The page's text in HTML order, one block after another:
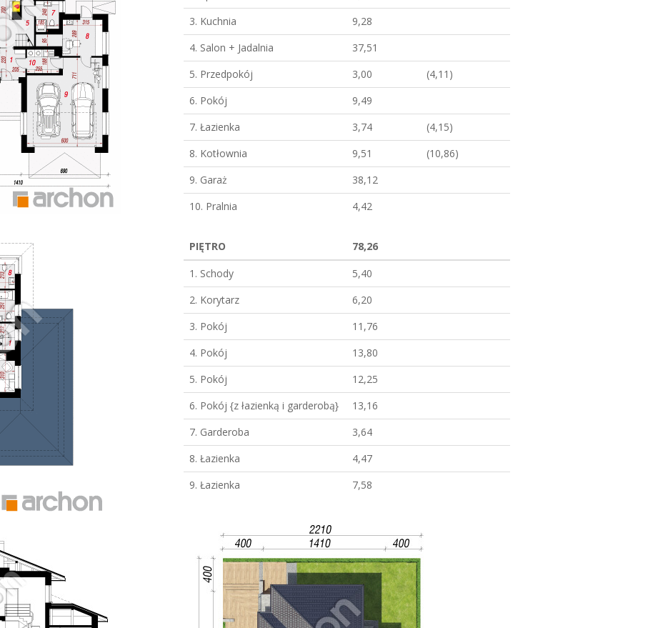
3. Kuchnia
9,28
4. Salon + Jadalnia
37,51
5. Przedpokój
3,00
(4,11)
6. Pokój
9,49
7. Łazienka
3,74
(4,15)
8. Kotłownia
9,51
(10,86)
9. Garaż
38,12
10. Pralnia
4,42
PIĘTRO
78,26
1. Schody
5,40
2. Korytarz
6,20
3. Pokój
11,76
4. Pokój
13,80
5. Pokój
12,25
6. Pokój {z łazienką i garderobą}
13,16
7. Garderoba
3,64
8. Łazienka
4,47
9. Łazienka
7,58